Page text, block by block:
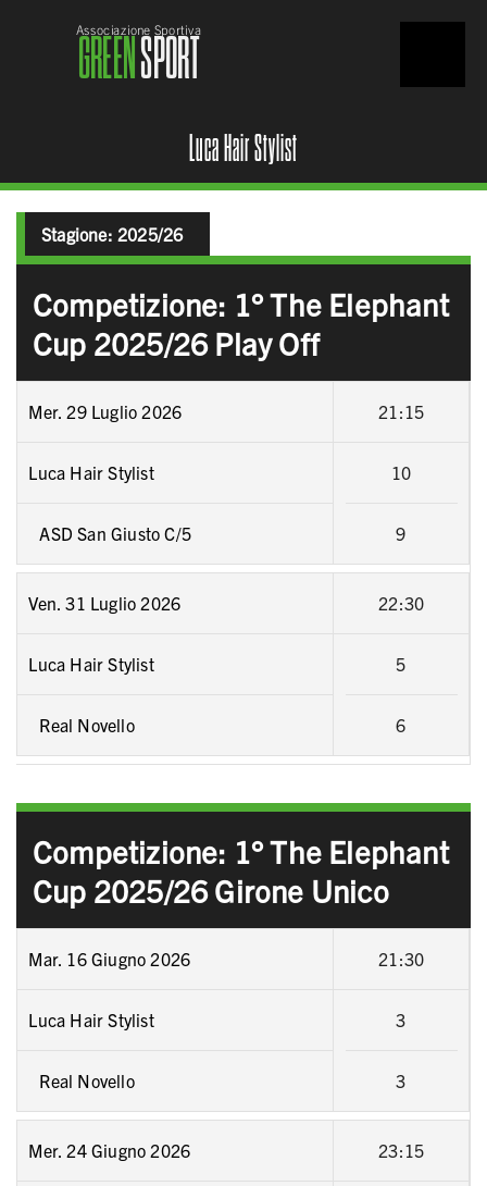
Associazione Sportiva
GREENSPORT
Luca Hair Stylist
Stagione: 2025/26
Competizione: 1° The Elephant
Cup 2025/26 Play Off
Mer. 29 Luglio 2026 21:15
Luca Hair Stylist 10
9
ASD San Giusto C/5
Ven. 31 Luglio 2026 22:30
Luca Hair Stylist 5
6
Real Novello
Competizione: 1° The Elephant
Cup 2025/26 Girone Unico
Mar. 16 Giugno 2026 21:30
Luca Hair Stylist 3
3
Real Novello
Mer. 24 Giugno 2026 23:15